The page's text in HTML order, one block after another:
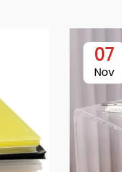
07
Nov